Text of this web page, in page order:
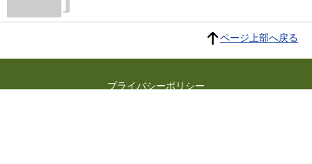
ページ上部へ戻る
プライバシーポリシー